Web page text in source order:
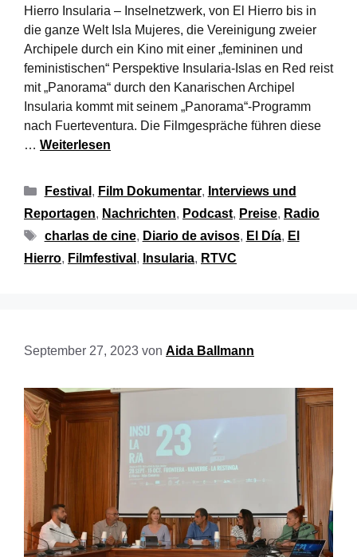
Hierro Insularia – Inselnetzwerk, von El Hierro bis in
die ganze Welt Isla Mujeres, die Vereinigung zweier
Archipele durch ein Kino mit einer „femininen und
feministischen“ Perspektive Insularia-Islas en Red reist
mit „Panorama“ durch den Kanarischen Archipel
Insularia kommt mit seinem „Panorama“-Programm
nach Fuerteventura. Die Filmgespräche führen diese
… Weiterlesen
Festival , Film Dokumentar, Interviews und
Reportagen, Nachrichten, Podcast, Preise, Radio
charlas de cine, Diario de avisos, El Día, El
Hierro, Filmfestival , Insularia, RTVC
September 27, 2023 von Aida Ballmann